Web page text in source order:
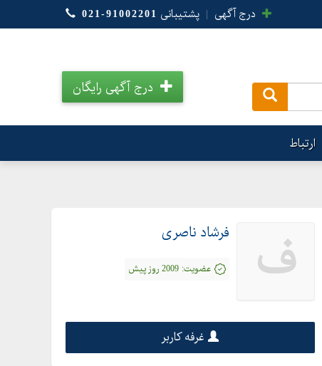
درج آگهی | پشتیبانی 021-91002201
درج آگهی رایگان
ارتباط
ف فرشاد ناصری
عضویت: 2009 روز پیش
غرفه کاربر